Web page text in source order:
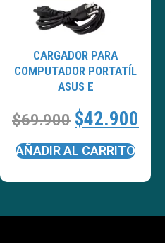
CARGADOR PARA
COMPUTADOR PORTATÍL
ASUS E
$69.900 $42.900
AÑADIR AL CARRITO